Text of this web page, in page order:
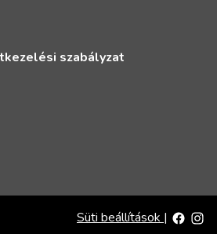
szabályzat
Süti beállítások |